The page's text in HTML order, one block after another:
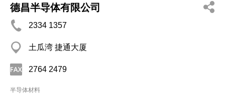
德昌半导体有限公司
2334 1357
土瓜湾 捷通大厦
2764 2479
半导体材料